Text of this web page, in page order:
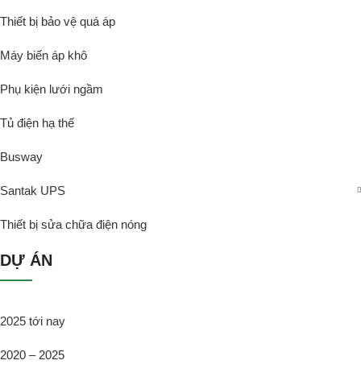
Thiết bị bảo vệ quá áp
Máy biến áp khô
Phụ kiện lưới ngầm
Tủ điện hạ thế
Busway
Santak UPS
Thiết bị sửa chữa điện nóng
DỰ ÁN
2025 tới nay
2020 – 2025